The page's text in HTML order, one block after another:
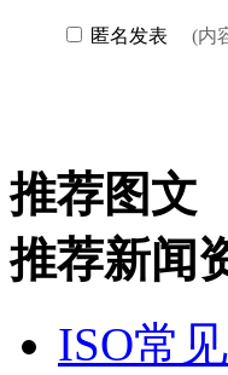
推荐图文
推荐新闻
ISO常